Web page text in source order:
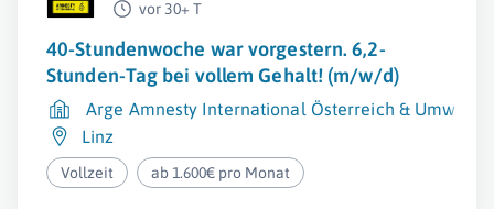
vor 30+ T
40-Stundenwoche war vorgestern. 6,2-
Stunden-Tag bei vollem Gehalt! (m/w/d)
Arge Amnesty International Österreich &
Linz
Vollzeit ab 1.600€ pro Monat